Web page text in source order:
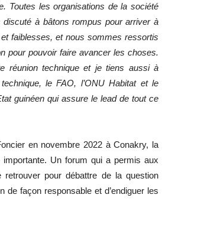
Toutes les organisations de la société
à bâtons rompus pour arriver à
faiblesses, et nous sommes ressortis
pour pouvoir faire avancer les choses.
réunion technique et je tiens aussi à
le FAO, l’ONU Habitat et le
guinéen qui assure le lead de tout ce
en novembre 2022 à Conakry, la
Un forum qui a permis aux
pour débattre de la question
façon responsable et d’endiguer les